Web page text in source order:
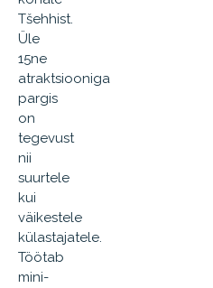
Tšehhist.
Üle
15ne
atraktsiooniga
pargis
on
tegevust
nii
suurtele
kui
väikestele
külastajatele.
Töötab
mini-